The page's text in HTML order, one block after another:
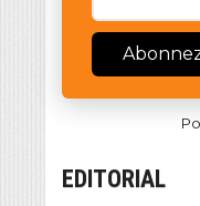
EDITORIAL